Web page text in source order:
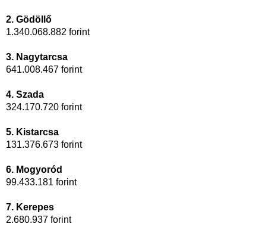
2. Gödöllő
1.340.068.882 forint
3. Nagytarcsa
641.008.467 forint
4. Szada
324.170.720 forint
5. Kistarcsa
131.376.673 forint
6. Mogyoród
99.433.181 forint
7. Kerepes
2.680.937 forint